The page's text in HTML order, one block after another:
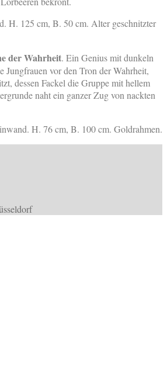
H. 125 cm, B. 50 cm. Alter geschnitzter
der Wahrheit. Ein Genius mit dunkeln
Jungfrauen vor den Tron der Wahrheit,
dessen Fackel die Gruppe mit hellem
naht ein ganzer Zug von nackten
H. 76 cm, B. 100 cm. Goldrahmen.